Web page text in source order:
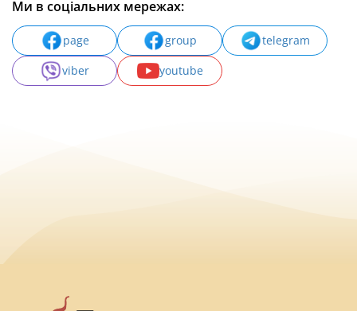
Ми в соціальних мережах:
page group
telegram
viber
youtube